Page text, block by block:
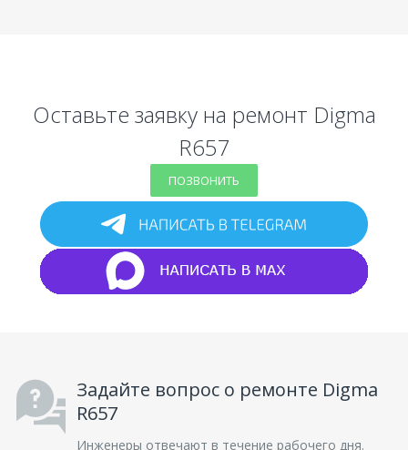
Оставьте заявку на ремонт Digma
R657
ПОЗВОНИТЬ
Задайте вопрос о ремонте Digma
R657
Инженеры отвечают в течение рабочего дня.